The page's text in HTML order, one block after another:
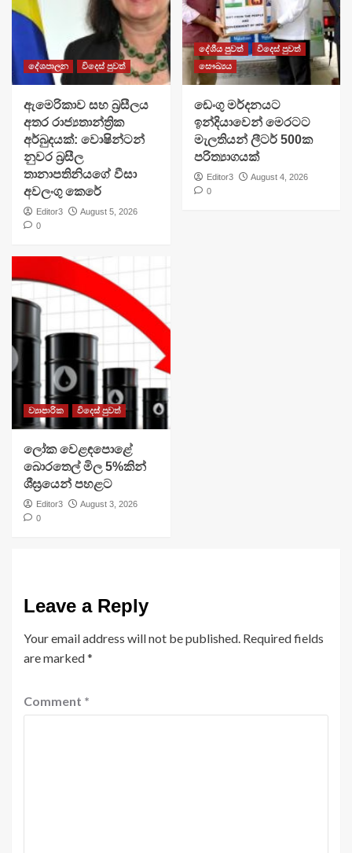
දේශපාලන විදෙස් පුවත්
ඇමෙරිකාව සහ බ්‍රසීලය
අතර රාජ්‍යතාන්ත්‍රික
අර්බුදයක්: වොෂින්ටන්
නුවර බ්‍රසීල
තානාපතිනියගේ වීසා
අවලංගු කෙරේ
Editor3
August 5, 2026
0
දේශීය පුවත්
විදෙස් පුවත්
සෞඛ්‍යය
ඩෙංගු මර්දනයට
ඉන්දියාවෙන් මෙරටට
මැලතියන් ලීටර් 500ක
පරිත්‍යාගයක්
Editor3
August 4, 2026
0
ව්‍යාපාරික විදෙස් පුවත්
ලෝක වෙළඳපොළේ
බොරතෙල් මිල 5%කින්
ශීඝ්‍රයෙන් පහළට
Editor3
August 3, 2026
0
Leave a Reply
Your email address will not be published. Required fields
are marked*
Comment *